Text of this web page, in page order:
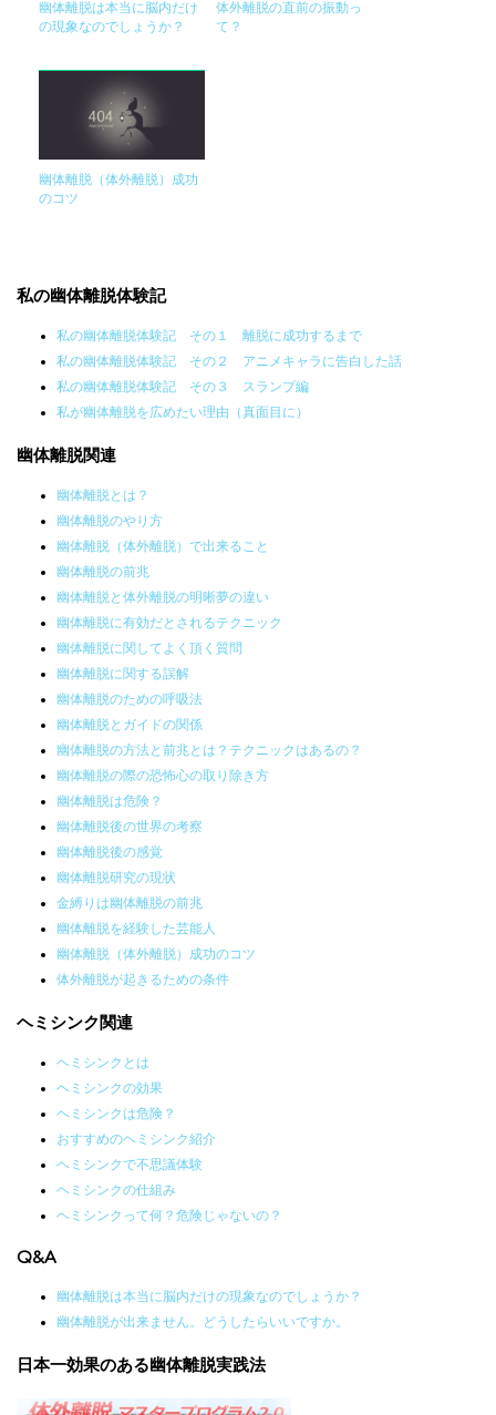
幽体離脱は本当に脳内だけ
の現象なのでしょうか？
体外離脱の直前の振動っ
て？
幽体離脱（体外離脱）成功
のコツ
私の幽体離脱体験記
私の幽体離脱体験記 その１ 離脱に成功するまで
私の幽体離脱体験記 その２ アニメキャラに告白した話
私の幽体離脱体験記 その３ スランプ編
私が幽体離脱を広めたい理由（真面目に）
幽体離脱関連
幽体離脱とは？
幽体離脱のやり方
幽体離脱（体外離脱）で出来ること
幽体離脱の前兆
幽体離脱と体外離脱の明晰夢の違い
幽体離脱に有効だとされるテクニック
幽体離脱に関してよく頂く質問
幽体離脱に関する誤解
幽体離脱のための呼吸法
幽体離脱とガイドの関係
幽体離脱の方法と前兆とは？テクニックはあるの？
幽体離脱の際の恐怖心の取り除き方
幽体離脱は危険？
幽体離脱後の世界の考察
幽体離脱後の感覚
幽体離脱研究の現状
金縛りは幽体離脱の前兆
幽体離脱を経験した芸能人
幽体離脱（体外離脱）成功のコツ
体外離脱が起きるための条件
ヘミシンク関連
ヘミシンクとは
ヘミシンクの効果
ヘミシンクは危険？
おすすめのヘミシンク紹介
ヘミシンクで不思議体験
ヘミシンクの仕組み
ヘミシンクって何？危険じゃないの？
Q&A
幽体離脱は本当に脳内だけの現象なのでしょうか？
幽体離脱が出来ません。どうしたらいいですか。
日本一効果のある幽体離脱実践法